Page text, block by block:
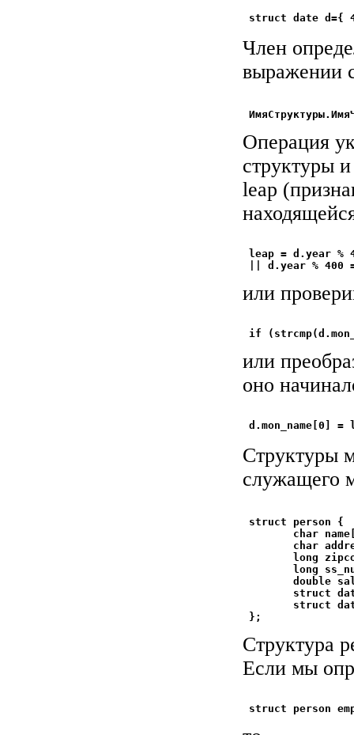
Член
выражении
Операция
структуры
leap
leap = d.year %
или
или
оно
Структуры
служащего
struct person {
char
char
long
long
double
struct
struct
Структура
Если мы